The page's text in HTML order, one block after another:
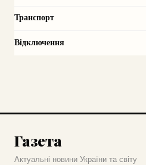
Транспорт
Відключення
Газета
Актуальні новини України та світу